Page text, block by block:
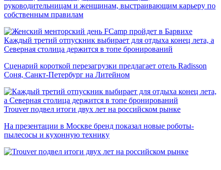
руководительницам и женщинам, выстраивающим карьеру по
собственным правилам
Каждый третий отпускник выбирает для отдыха конец лета, а
Северная столица держится в топе бронирований
Сценарий короткой перезагрузки предлагает отель Radisson
Соня, Санкт-Петербург на Литейном
Trouver подвел итоги двух лет на российском рынке
На презентации в Москве бренд показал новые роботы-
пылесосы и кухонную технику